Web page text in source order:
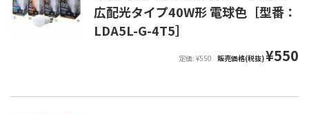
広配光タイプ40W形 電球色［型番：
LDA5L-G-4T5］
定価: ¥550 販売価格(税抜)¥550